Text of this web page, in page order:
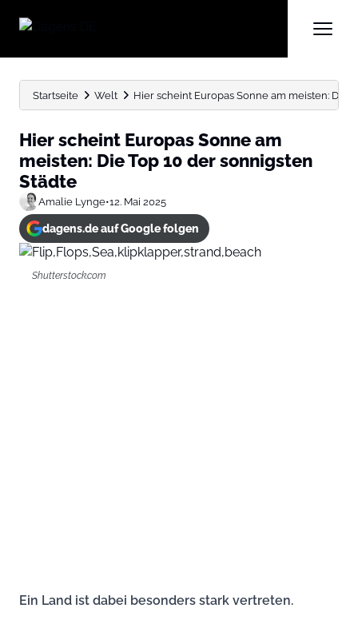
Startseite Welt Hier scheint Europas Sonne am meisten: Die
Hier scheint Europas Sonne am
meisten: Die Top 10 der sonnigsten
Städte
Amalie Lynge•12. Mai 2025
dagens.de auf Google folgen
Shutterstock.com
Ein Land ist dabei besonders stark vertreten.